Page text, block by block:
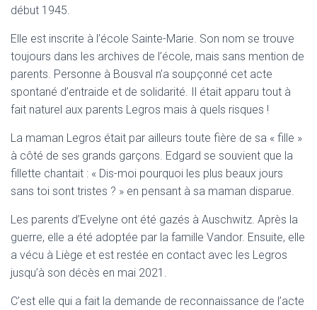
début 1945.
Elle est inscrite à l’école Sainte-Marie. Son nom se trouve
toujours dans les archives de l’école, mais sans mention de
parents. Personne à Bousval n’a soupçonné cet acte
spontané d’entraide et de solidarité. Il était apparu tout à
fait naturel aux parents Legros mais à quels risques !
La maman Legros était par ailleurs toute fière de sa « fille »
à côté de ses grands garçons. Edgard se souvient que la
fillette chantait : « Dis-moi pourquoi les plus beaux jours
sans toi sont tristes ? » en pensant à sa maman disparue.
Les parents d’Evelyne ont été gazés à Auschwitz. Après la
guerre, elle a été adoptée par la famille Vandor. Ensuite, elle
a vécu à Liège et est restée en contact avec les Legros
jusqu’à son décès en mai 2021.
C’est elle qui a fait la demande de reconnaissance de l’acte